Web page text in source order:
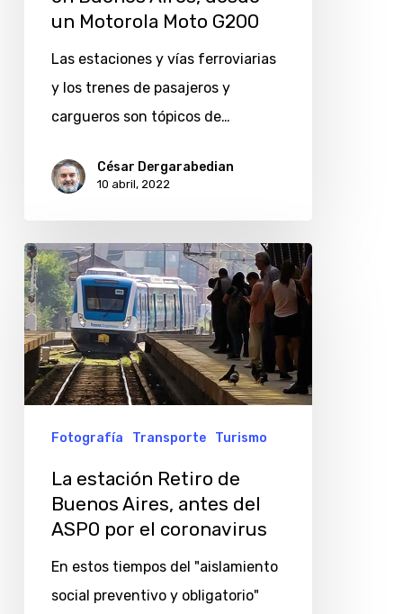
Buenos
desde
Motorola
G200
un Motorola Moto G200
Las estaciones y vías ferroviarias
y los trenes de pasajeros y
cargueros son tópicos de…
César Dergarabedian
10 abril, 2022
La
estación
Retiro
de
Buenos
Aires,
antes
ASPO
coronavirus
Fotografía Transporte Turismo
La estación Retiro de
Buenos Aires, antes del
ASPO por el coronavirus
En estos tiempos del "aislamiento
social preventivo y obligatorio"